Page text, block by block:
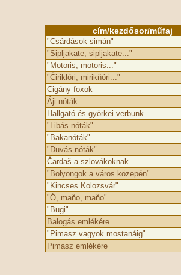
cím/kezdősor/műfaj
"Csárdások simán"
"Sipljakate, sipljakate..."
"Motoris, motoris..."
"Čiriklóri, mirikňóri..."
Cigány foxok
Áji nóták
Hallgató és györkei verbunk
"Libás nóták"
"Bakanóták"
"Duvás nóták"
Čardaš a szlovákoknak
"Bolyongok a város közepén"
"Kincses Kolozsvár"
"Ó, maňo, maňo"
"Bugi"
Balogás emlékére
"Pimasz vagyok mostanáig"
Pimasz emlékére